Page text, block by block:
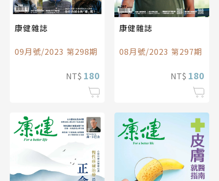
康健雜誌
09月號/2023 第298期
NT$ 180
康健雜誌
08月號/2023 第297期
NT$ 180